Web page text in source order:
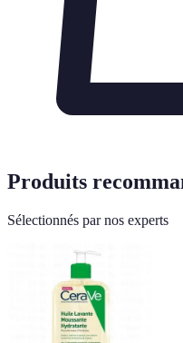
Produits
Sélectionnés par nos experts